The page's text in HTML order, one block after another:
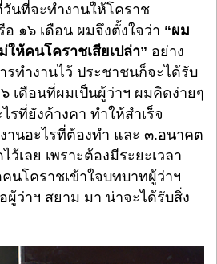
วันที่จะทำงานให้โคราช
๑๖ เดือน ผมจึงตั้งใจว่า “ผม
ให้คนโคราชเสียเปล่า” อย่าง
รทำงานไว้ ประชาชนก็จะได้รับ
เดือนที่ผมเป็นผู้ว่าฯ ผมคิดง่ายๆ
ที่ยังค้างคา ทำให้สำเร็จ
นอะไรที่ต้องทำ และ ๓.อนาคต
เลย เพราะต้องมีระยะเวลา
นโคราชเข้าใจบทบาทผู้ว่าฯ
ผู้ว่าฯ สยาม มา น่าจะได้รับสิ่ง